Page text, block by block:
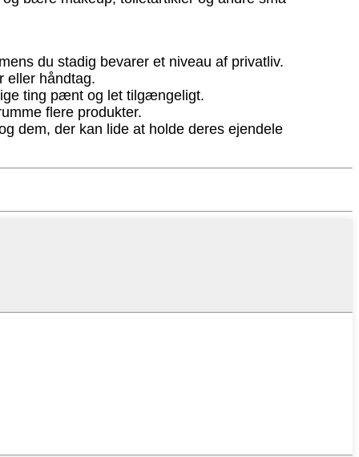
du stadig bevarer et niveau af privatliv.
eller håndtag.
ting pænt og let tilgængeligt.
flere produkter.
dem, der kan lide at holde deres ejendele